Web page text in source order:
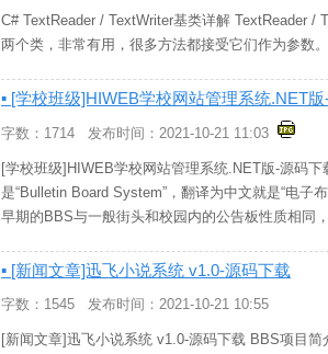
C# TextReader / TextWriter基类详解 TextReader /
两个类，非常有用，很多方法都接受它们作为参数
▪ [学校班级]HIWEB学校网站管理系统.NET
字数：1714 发布时间：2021-10-21 11:03
[学校班级]HIWEB学校网站管理系统.NET版-源码
是“Bulletin Board System”，翻译为中文就是“电子
早期的BBS与一般街头和校园内的公告板性质相同
▪ [新闻文章]迅飞小说系统 v1.0-源码下载
字数：1545 发布时间：2021-10-21 10:55
[新闻文章]迅飞小说系统 v1.0-源码下载 BBS项目